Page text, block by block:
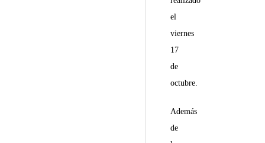
el
viernes
17
de
octubre.
Además
de